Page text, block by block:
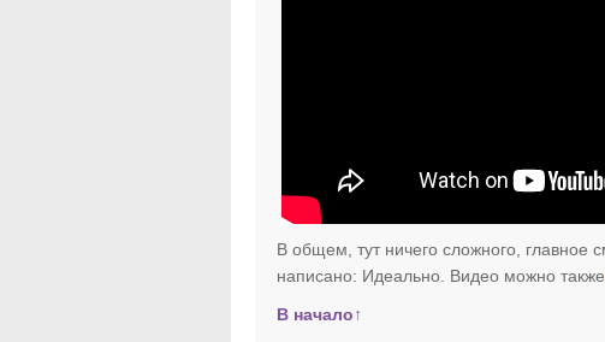
В общем, тут ничего сложного, главное
написано: Идеально. Видео можно также
В начало↑